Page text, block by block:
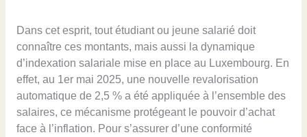
Dans cet esprit, tout étudiant ou jeune salarié doit
connaître ces montants, mais aussi la dynamique
d’indexation salariale mise en place au Luxembourg. En
effet, au 1er mai 2025, une nouvelle revalorisation
automatique de 2,5 % a été appliquée à l’ensemble des
salaires, ce mécanisme protégeant le pouvoir d’achat
face à l’inflation. Pour s’assurer d’une conformité